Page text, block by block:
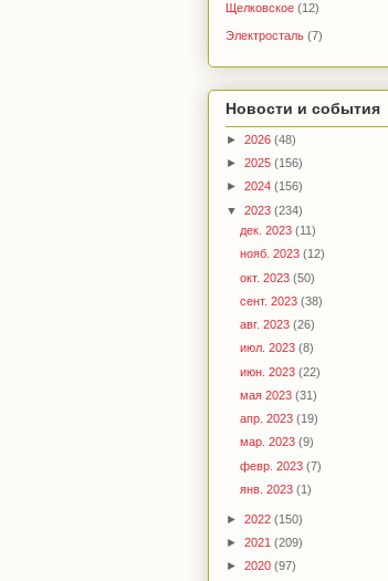
Щелковское (12)
Электросталь (7)
Новости и события
► 2026 (48)
► 2025 (156)
► 2024 (156)
▼ 2023 (234)
дек. 2023(11)
нояб. 2023(12)
окт. 2023(50)
сент. 2023(38)
авг. 2023(26)
июл. 2023(8)
июн. 2023(22)
мая 2023(31)
апр. 2023(19)
мар. 2023(9)
февр. 2023(7)
янв. 2023(1)
► 2022 (150)
► 2021 (209)
► 2020 (97)